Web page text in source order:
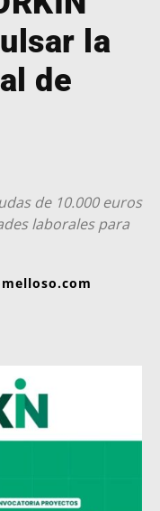
la
de
de 10.000 euros
laborales para